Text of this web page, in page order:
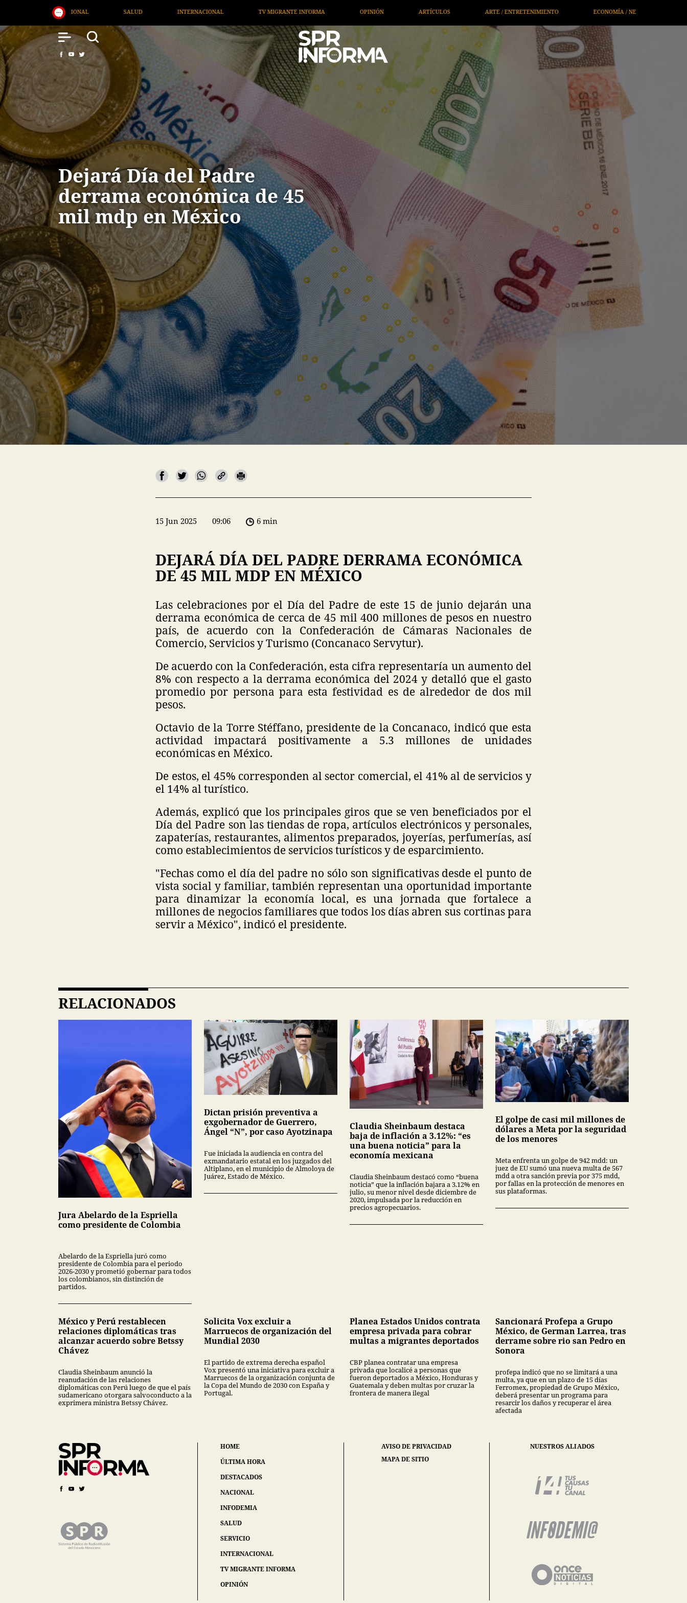
INTERNACIONAL TV MIGRANTE INFORMA ARTÍCULOS ARTE / ENTRETENIMIENTO ECONOMÍA / NEGOCIOS NOTICIEROS SERVICIOS
Dejará Día del Padre
derrama económica de 45
mil mdp en México
15 Jun 2025 09:06 6 min
DEJARÁ DÍA DEL PADRE DERRAMA ECONÓMICA
DE 45 MIL MDP EN MÉXICO
Las celebraciones por el Día del Padre de este 15 de junio dejarán una
derrama económica de cerca de 45 mil 400 millones de pesos en nuestro
país, de acuerdo con la Confederación de Cámaras Nacionales de
Comercio, Servicios y Turismo (Concanaco Servytur).
De acuerdo con la Confederación, esta cifra representaría un aumento del
8% con respecto a la derrama económica del 2024 y detalló que el gasto
promedio por persona para esta festividad es de alrededor de dos mil
pesos.
Octavio de la Torre Stéffano, presidente de la Concanaco, indicó que esta
actividad impactará positivamente a 5.3 millones de unidades
económicas en México.
De estos, el 45% corresponden al sector comercial, el 41% al de servicios y
el 14% al turístico.
Además, explicó que los principales giros que se ven beneficiados por el
Día del Padre son las tiendas de ropa, artículos electrónicos y personales,
zapaterías, restaurantes, alimentos preparados, joyerías, perfumerías, así
como establecimientos de servicios turísticos y de esparcimiento.
"Fechas como el día del padre no sólo son significativas desde el punto de
vista social y familiar, también representan una oportunidad importante
para dinamizar la economía local, es una jornada que fortalece a
millones de negocios familiares que todos los días abren sus cortinas para
servir a México", indicó el presidente.
RELACIONADOS
Jura Abelardo de la Espriella
como presidente de Colombia
Abelardo de la Espriella juró como
presidente de Colombia para el periodo
2026-2030 y prometió gobernar para todos
los colombianos, sin distinción de
partidos.
Dictan prisión preventiva a
exgobernador de Guerrero,
Ángel “N”, por caso Ayotzinapa
Fue iniciada la audiencia en contra del
exmandatario estatal en los juzgados del
Altiplano, en el municipio de Almoloya de
Juárez, Estado de México.
Claudia Sheinbaum destaca
baja de inflación a 3.12%: “es
una buena noticia” para la
economía mexicana
Claudia Sheinbaum destacó como “buena
noticia” que la inflación bajara a 3.12% en
julio, su menor nivel desde diciembre de
2020, impulsada por la reducción en
precios agropecuarios.
El golpe de casi mil millones de
dólares a Meta por la seguridad
de los menores
Meta enfrenta un golpe de 942 mdd: un
juez de EU sumó una nueva multa de 567
mdd a otra sanción previa por 375 mdd,
por fallas en la protección de menores en
sus plataformas.
México y Perú restablecen
relaciones diplomáticas tras
alcanzar acuerdo sobre Betssy
Chávez
Claudia Sheinbaum anunció la
reanudación de las relaciones
diplomáticas con Perú luego de que el país
sudamericano otorgara salvoconducto a la
exprimera ministra Betssy Chávez.
Solicita Vox excluir a
Marruecos de organización del
Mundial 2030
El partido de extrema derecha español
Vox presentó una iniciativa para excluir a
Marruecos de la organización conjunta de
la Copa del Mundo de 2030 con España y
Portugal.
Planea Estados Unidos contrata
empresa privada para cobrar
multas a migrantes deportados
CBP planea contratar una empresa
privada que localicé a personas que
fueron deportados a México, Honduras y
Guatemala y deben multas por cruzar la
frontera de manera ilegal
Sancionará Profepa a Grupo
México, de German Larrea, tras
derrame sobre rio san Pedro en
Sonora
profepa indicó que no se limitará a una
multa, ya que en un plazo de 15 días
Ferromex, propiedad de Grupo México,
deberá presentar un programa para
resarcir los daños y recuperar el área
afectada
HOME
ÚLTIMA HORA
DESTACADOS
NACIONAL
INFODEMIA
SALUD
SERVICIO
INTERNACIONAL
TV MIGRANTE INFORMA
OPINIÓN
AVISO DE PRIVACIDAD
MAPA DE SITIO
NUESTROS ALIADOS